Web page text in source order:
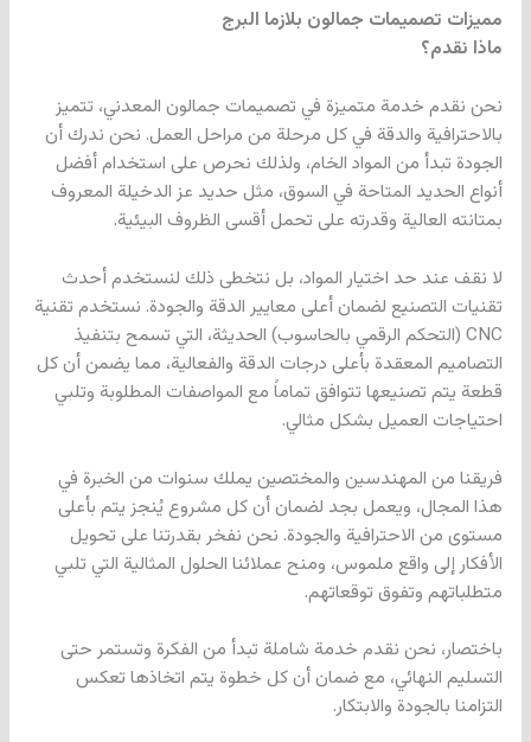
مميزات تصميمات جمالون بلازما البرج
ماذا نقدم؟
نحن نقدم خدمة متميزة في تصميمات جمالون المعدني، تتميز
بالاحترافية والدقة في كل مرحلة من مراحل العمل. نحن ندرك أن
الجودة تبدأ من المواد الخام، ولذلك نحرص على استخدام أفضل
أنواع الحديد المتاحة في السوق، مثل حديد عز الدخيلة المعروف
بمتانته العالية وقدرته على تحمل أقسى الظروف البيئية.
لا نقف عند حد اختيار المواد، بل نتخطى ذلك لنستخدم أحدث
تقنيات التصنيع لضمان أعلى معايير الدقة والجودة. نستخدم تقنية
CNC (التحكم الرقمي بالحاسوب) الحديثة، التي تسمح بتنفيذ
التصاميم المعقدة بأعلى درجات الدقة والفعالية، مما يضمن أن كل
قطعة يتم تصنيعها تتوافق تماماً مع المواصفات المطلوبة وتلبي
احتياجات العميل بشكل مثالي.
فريقنا من المهندسين والمختصين يملك سنوات من الخبرة في
هذا المجال، ويعمل بجد لضمان أن كل مشروع يُنجز يتم بأعلى
مستوى من الاحترافية والجودة. نحن نفخر بقدرتنا على تحويل
الأفكار إلى واقع ملموس، ومنح عملائنا الحلول المثالية التي تلبي
متطلباتهم وتفوق توقعاتهم.
باختصار، نحن نقدم خدمة شاملة تبدأ من الفكرة وتستمر حتى
التسليم النهائي، مع ضمان أن كل خطوة يتم اتخاذها تعكس
التزامنا بالجودة والابتكار.